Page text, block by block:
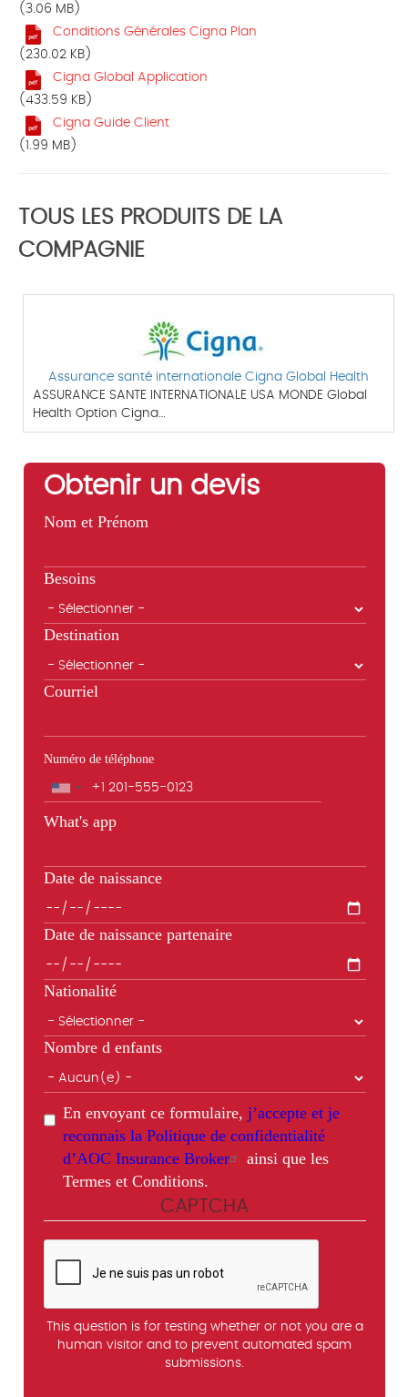
(3.06 MB)
Conditions Générales Cigna Plan
(230.02 KB)
Cigna Global Application
(433.59 KB)
Cigna Guide Client
(1.99 MB)
TOUS LES PRODUITS DE LA
COMPAGNIE
Assurance santé internationale Cigna Global Health
ASSURANCE SANTE INTERNATIONALE USA MONDE Global
Health Option Cigna…
Obtenir un devis
Nom et Prénom
Besoins
Destination
Courriel
Numéro de téléphone
Téléphone
What's app
Date de naissance
Date de naissance partenaire
Nationalité
Nombre d enfants
En envoyant ce formulaire, j’accepte et je
reconnais la Politique de confidentialité
d’AOC Insurance Broker
ainsi que les
Termes et Conditions.
CAPTCHA
This question is for testing whether or not you are a
human visitor and to prevent automated spam
submissions.